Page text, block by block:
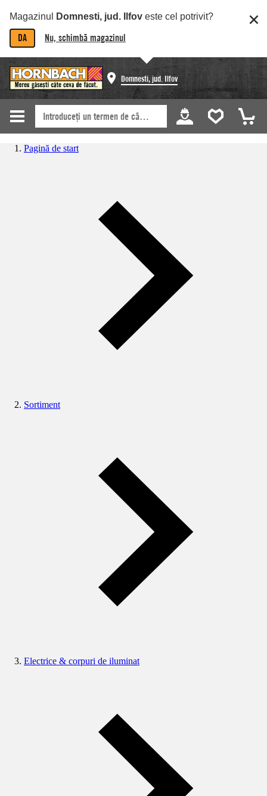
Magazinul Domnesti, jud. Ilfov este cel potrivit?
DA Nu, schimbă magazinul
Domnesti, jud. Ilfov
Pagină de start
Sortiment
Electrice & corpuri de iluminat